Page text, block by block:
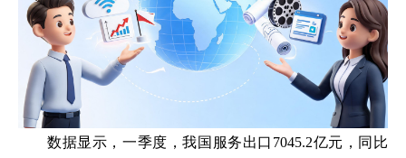
数据显示，一季度，我国服务出口7045.2亿元，同比